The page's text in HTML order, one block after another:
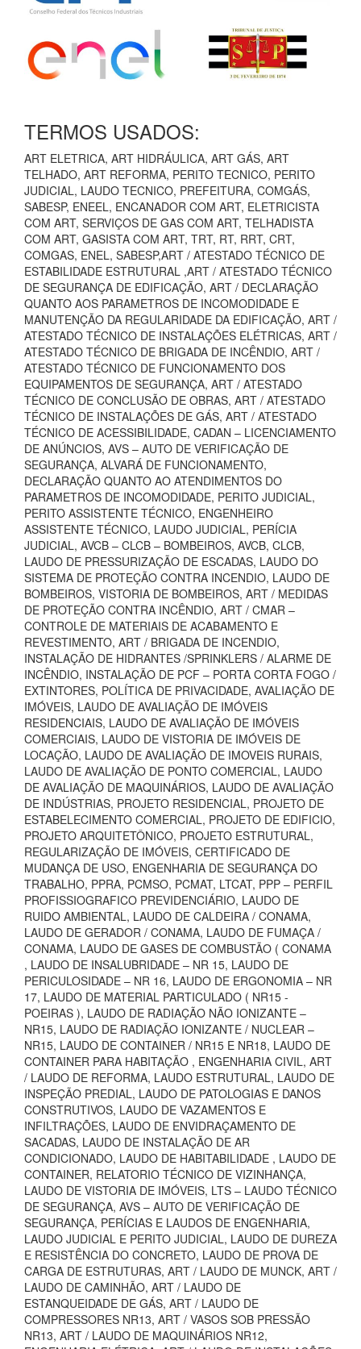
TERMOS USADOS:
ART ELETRICA, ART HIDRÁULICA, ART GÁS, ART
TELHADO, ART REFORMA, PERITO TECNICO, PERITO
JUDICIAL, LAUDO TECNICO, PREFEITURA, COMGÁS,
SABESP, ENEEL, ENCANADOR COM ART, ELETRICISTA
COM ART, SERVIÇOS DE GAS COM ART, TELHADISTA
COM ART, GASISTA COM ART, TRT, RT, RRT, CRT,
COMGAS, ENEL, SABESP,ART / ATESTADO TÉCNICO DE
ESTABILIDADE ESTRUTURAL ,ART / ATESTADO TÉCNICO
DE SEGURANÇA DE EDIFICAÇÃO, ART / DECLARAÇÃO
QUANTO AOS PARAMETROS DE INCOMODIDADE E
MANUTENÇÃO DA REGULARIDADE DA EDIFICAÇÃO, ART /
ATESTADO TÉCNICO DE INSTALAÇÕES ELÉTRICAS, ART /
ATESTADO TÉCNICO DE BRIGADA DE INCÊNDIO, ART /
ATESTADO TÉCNICO DE FUNCIONAMENTO DOS
EQUIPAMENTOS DE SEGURANÇA, ART / ATESTADO
TÉCNICO DE CONCLUSÃO DE OBRAS, ART / ATESTADO
TÉCNICO DE INSTALAÇÕES DE GÁS, ART / ATESTADO
TÉCNICO DE ACESSIBILIDADE, CADAN – LICENCIAMENTO
DE ANÚNCIOS, AVS – AUTO DE VERIFICAÇÃO DE
SEGURANÇA, ALVARÁ DE FUNCIONAMENTO,
DECLARAÇÃO QUANTO AO ATENDIMENTOS DO
PARAMETROS DE INCOMODIDADE, PERITO JUDICIAL,
PERITO ASSISTENTE TÉCNICO, ENGENHEIRO
ASSISTENTE TÉCNICO, LAUDO JUDICIAL, PERÍCIA
JUDICIAL, AVCB – CLCB – BOMBEIROS, AVCB, CLCB,
LAUDO DE PRESSURIZAÇÃO DE ESCADAS, LAUDO DO
SISTEMA DE PROTEÇÃO CONTRA INCENDIO, LAUDO DE
BOMBEIROS, VISTORIA DE BOMBEIROS, ART / MEDIDAS
DE PROTEÇÃO CONTRA INCÊNDIO, ART / CMAR –
CONTROLE DE MATERIAIS DE ACABAMENTO E
REVESTIMENTO, ART / BRIGADA DE INCENDIO,
INSTALAÇÃO DE HIDRANTES /SPRINKLERS / ALARME DE
INCÊNDIO, INSTALAÇÃO DE PCF – PORTA CORTA FOGO /
EXTINTORES, POLÍTICA DE PRIVACIDADE, AVALIAÇÃO DE
IMÓVEIS, LAUDO DE AVALIAÇÃO DE IMÓVEIS
RESIDENCIAIS, LAUDO DE AVALIAÇÃO DE IMÓVEIS
COMERCIAIS, LAUDO DE VISTORIA DE IMÓVEIS DE
LOCAÇÃO, LAUDO DE AVALIAÇÃO DE IMOVEIS RURAIS,
LAUDO DE AVALIAÇÃO DE PONTO COMERCIAL, LAUDO
DE AVALIAÇÃO DE MAQUINÁRIOS, LAUDO DE AVALIAÇÃO
DE INDÚSTRIAS, PROJETO RESIDENCIAL, PROJETO DE
ESTABELECIMENTO COMERCIAL, PROJETO DE EDIFICIO,
PROJETO ARQUITETÔNICO, PROJETO ESTRUTURAL,
REGULARIZAÇÃO DE IMÓVEIS, CERTIFICADO DE
MUDANÇA DE USO, ENGENHARIA DE SEGURANÇA DO
TRABALHO, PPRA, PCMSO, PCMAT, LTCAT, PPP – PERFIL
PROFISSIOGRAFICO PREVIDENCIÁRIO, LAUDO DE
RUIDO AMBIENTAL, LAUDO DE CALDEIRA / CONAMA,
LAUDO DE GERADOR / CONAMA, LAUDO DE FUMAÇA /
CONAMA, LAUDO DE GASES DE COMBUSTÃO ( CONAMA
, LAUDO DE INSALUBRIDADE – NR 15, LAUDO DE
PERICULOSIDADE – NR 16, LAUDO DE ERGONOMIA – NR
17, LAUDO DE MATERIAL PARTICULADO ( NR15 -
POEIRAS ), LAUDO DE RADIAÇÃO NÃO IONIZANTE –
NR15, LAUDO DE RADIAÇÃO IONIZANTE / NUCLEAR –
NR15, LAUDO DE CONTAINER / NR15 E NR18, LAUDO DE
CONTAINER PARA HABITAÇÃO , ENGENHARIA CIVIL, ART
/ LAUDO DE REFORMA, LAUDO ESTRUTURAL, LAUDO DE
INSPEÇÃO PREDIAL, LAUDO DE PATOLOGIAS E DANOS
CONSTRUTIVOS, LAUDO DE VAZAMENTOS E
INFILTRAÇÕES, LAUDO DE ENVIDRAÇAMENTO DE
SACADAS, LAUDO DE INSTALAÇÃO DE AR
CONDICIONADO, LAUDO DE HABITABILIDADE , LAUDO DE
CONTAINER, RELATORIO TÉCNICO DE VIZINHANÇA,
LAUDO DE VISTORIA DE IMÓVEIS, LTS – LAUDO TÉCNICO
DE SEGURANÇA, AVS – AUTO DE VERIFICAÇÃO DE
SEGURANÇA, PERÍCIAS E LAUDOS DE ENGENHARIA,
LAUDO JUDICIAL E PERITO JUDICIAL, LAUDO DE DUREZA
E RESISTÊNCIA DO CONCRETO, LAUDO DE PROVA DE
CARGA DE ESTRUTURAS, ART / LAUDO DE MUNCK, ART /
LAUDO DE CAMINHÃO, ART / LAUDO DE
ESTANQUEIDADE DE GÁS, ART / LAUDO DE
COMPRESSORES NR13, ART / VASOS SOB PRESSÃO
NR13, ART / LAUDO DE MAQUINÁRIOS NR12,